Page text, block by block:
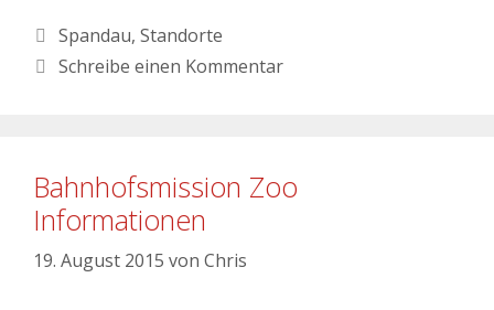
Spandau, Standorte
Schreibe einen Kommentar
Bahnhofsmission Zoo
Informationen
19. August 2015 von Chris